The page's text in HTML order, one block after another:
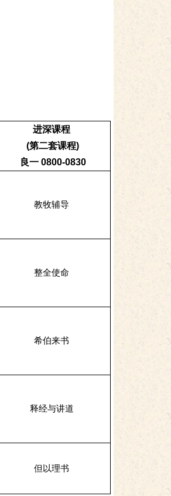
进深课程
(第二套课程)
良一 0800-0830
教牧辅导
整全使命
希伯来书
释经与讲道
但以理书